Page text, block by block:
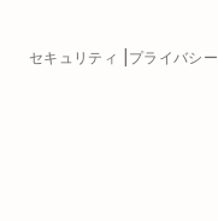
セキュリティ プライバシー